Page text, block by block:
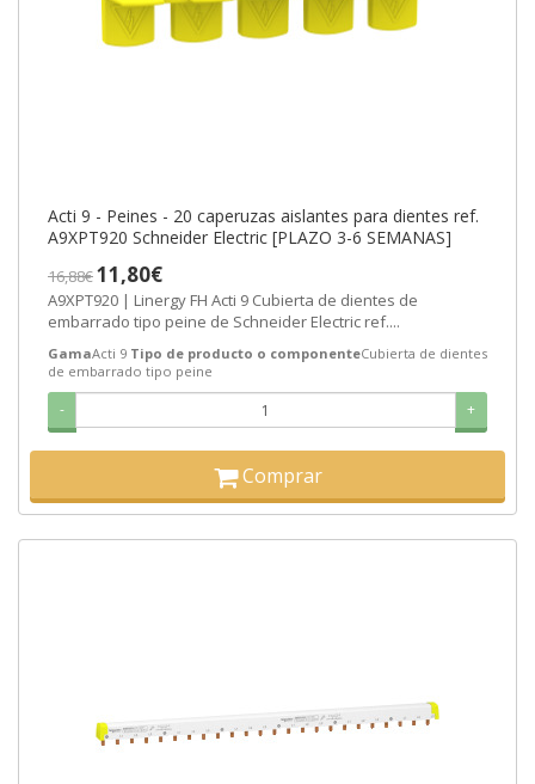
Acti 9 - Peines - 20 caperuzas aislantes para dientes ref.
A9XPT920 Schneider Electric [PLAZO 3-6 SEMANAS]
16,88€11,80€
A9XPT920 | Linergy FH Acti 9 Cubierta de dientes de
embarrado tipo peine de Schneider Electric ref....
GamaActi 9 Tipo de producto o componenteCubierta de dientes
de embarrado tipo peine
- +
Comprar